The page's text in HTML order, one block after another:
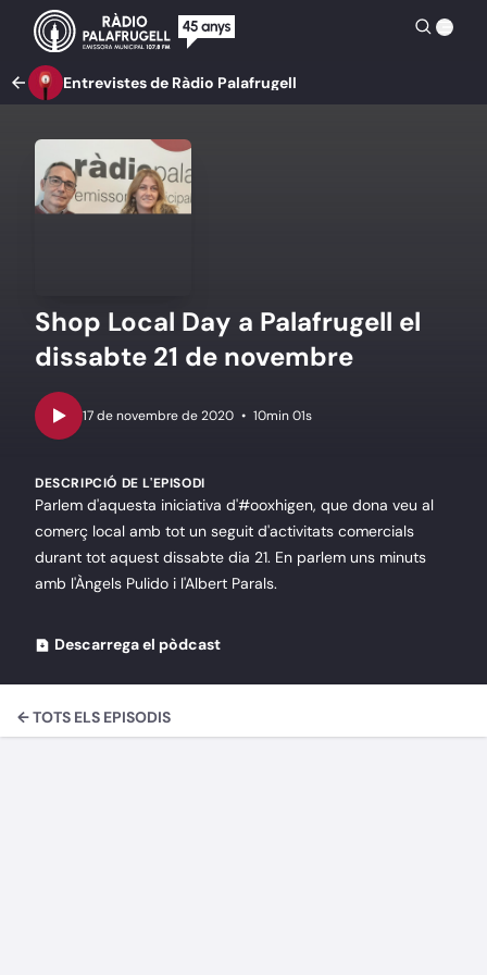
Entrevistes de Ràdio Palafrugell
Shop Local Day a Palafrugell el
dissabte 21 de novembre
• 10min 01s
DESCRIPCIÓ DE L'EPISODI
Parlem d'aquesta iniciativa d'#ooxhigen, que dona veu al
comerç local amb tot un seguit d'activitats comercials
durant tot aquest dissabte dia 21. En parlem uns minuts
amb l'Àngels Pulido i l'Albert Parals.
Descarrega el pòdcast
← TOTS ELS EPISODIS